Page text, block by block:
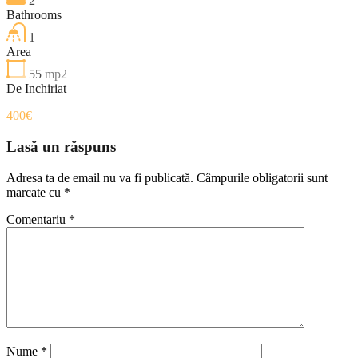
Bathrooms
1
Area
55 mp2
De Inchiriat
400€
Lasă un răspuns
Adresa ta de email nu va fi publicată. Câmpurile obligatorii sunt
marcate cu *
Comentariu *
Nume *